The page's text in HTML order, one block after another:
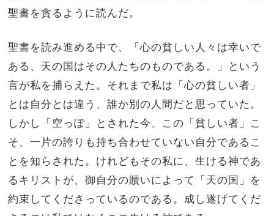
聖書を貪るように読んだ。
聖書を読み進める中で、「心の貧しい人々は幸いで
ある、天の国はその人たちのものである。」という
言が私を捕らえた。それまで私は「心の貧しい者」
とは自分とは違う、誰か別の人間だと思っていた。
しかし「空っぽ」とされた今、この「貧しい者」こ
そ、一片の誇りも持ち合わせていない自分であるこ
とを知らされた。けれどもその私に、生ける神であ
るキリストが、御自分の贖いによって「天の国」を
約束してくださっているのである。成し遂げてくだ